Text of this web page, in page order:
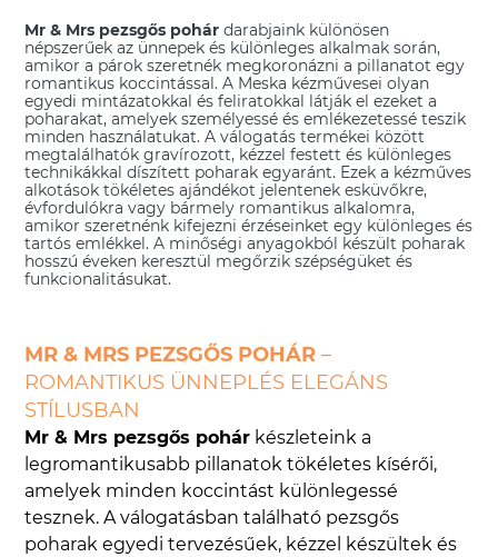
Mr & Mrs pezsgős pohár darabjaink különösen
népszerűek az ünnepek és különleges alkalmak során,
amikor a párok szeretnék megkoronázni a pillanatot egy
romantikus koccintással. A Meska kézművesei olyan
egyedi mintázatokkal és feliratokkal látják el ezeket a
poharakat, amelyek személyessé és emlékezetessé teszik
minden használatukat. A válogatás termékei között
megtalálhatók gravírozott, kézzel festett és különleges
technikákkal díszített poharak egyaránt. Ezek a kézműves
alkotások tökéletes ajándékot jelentenek esküvőkre,
évfordulókra vagy bármely romantikus alkalomra,
amikor szeretnénk kifejezni érzéseinket egy különleges és
tartós emlékkel. A minőségi anyagokból készült poharak
hosszú éveken keresztül megőrzik szépségüket és
funkcionalitásukat.
MR & MRS PEZSGŐS POHÁR –
ROMANTIKUS ÜNNEPLÉS ELEGÁNS
STÍLUSBAN
Mr & Mrs pezsgős pohár készleteink a
legromantikusabb pillanatok tökéletes kísérői,
amelyek minden koccintást különlegessé
tesznek. A válogatásban található pezsgős
poharak egyedi tervezésűek, kézzel készültek és